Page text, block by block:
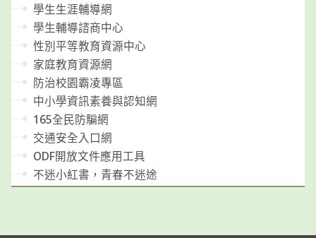
學生生涯輔導網
學生輔導諮商中心
性別平等教育資源中心
家庭教育資源網
防治校園霸凌專區
中小學資訊素養與認知網
165全民防騙網
交通安全入口網
ODF開放文件應用工具
不迷小紅書，青春不迷途